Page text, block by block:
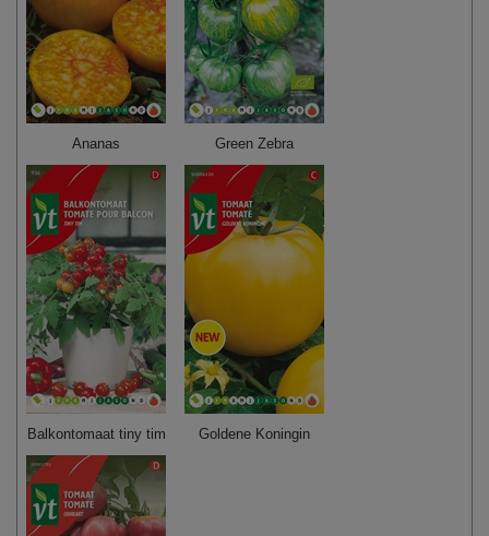
Ananas Green Zebra
Balkontomaat tiny tim Goldene Koningin